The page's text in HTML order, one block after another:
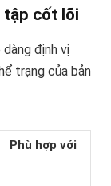
tập cốt lõi
định vị
trạng của bản
Phù hợp với